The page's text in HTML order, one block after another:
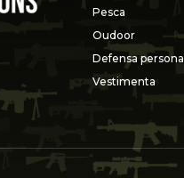
Pesca
Oudoor
Defensa personal
Vestimenta